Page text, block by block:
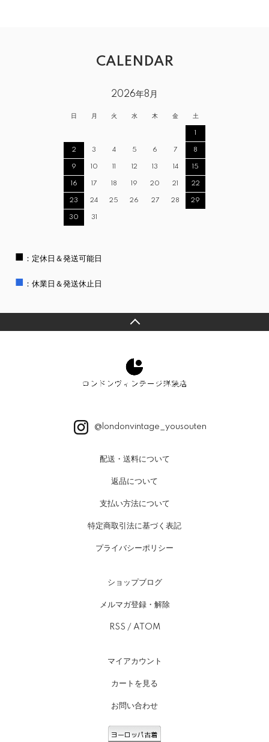
CALENDAR
2026年8月
日 月 火 水 木 金 土
1
2 3 4 5 6 7 8
9 10 11 12 13 14 15
16 17 18 19 20 21 22
23 24 25 26 27 28 29
30 31
■ ：定休日＆発送可能日
■ ：休業日＆発送休止日
@londonvintage_yousouten
配送・送料について
返品について
支払い方法について
特定商取引法に基づく表記
プライバシーポリシー
ショップブログ
メルマガ登録・解除
RSS / ATOM
マイアカウント
カートを見る
お問い合わせ